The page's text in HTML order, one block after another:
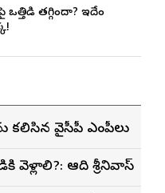
ఒత్తిడి తగ్గిందా? ఇదేం
కలిసిన వైసీపీ ఎంపీలు
వెళ్లాలి?: ఆది శ్రీనివాస్